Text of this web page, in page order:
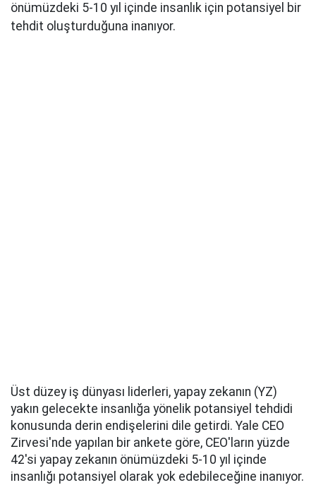
önümüzdeki 5-10 yıl içinde insanlık için potansiyel bir
tehdit oluşturduğuna inanıyor.
Üst düzey iş dünyası liderleri, yapay zekanın (YZ)
yakın gelecekte insanlığa yönelik potansiyel tehdidi
konusunda derin endişelerini dile getirdi. Yale CEO
Zirvesi'nde yapılan bir ankete göre, CEO'ların yüzde
42'si yapay zekanın önümüzdeki 5-10 yıl içinde
insanlığı potansiyel olarak yok edebileceğine inanıyor.